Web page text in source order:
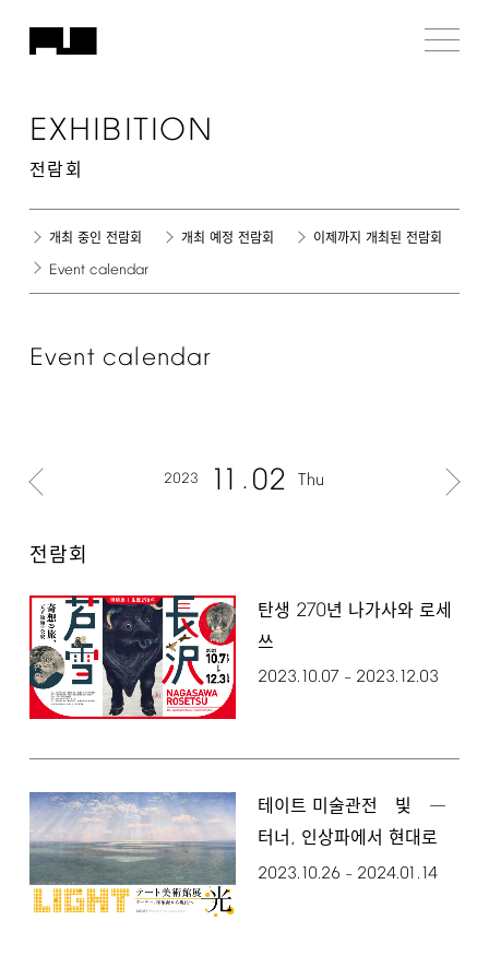
EXHIBITION
전람회
개최 중인 전람회 개최 예정 전람회 이제까지 개최된 전람회
Event calendar
Event calendar
2023 11 02 Thu
전람회
탄생 270년 나가사와 로세
쓰
2023.10.07 – 2023.12.03
테이트 미술관전 빛 ―
터너 , 인상파에서 현대로
2023.10.26– 2024.01.14